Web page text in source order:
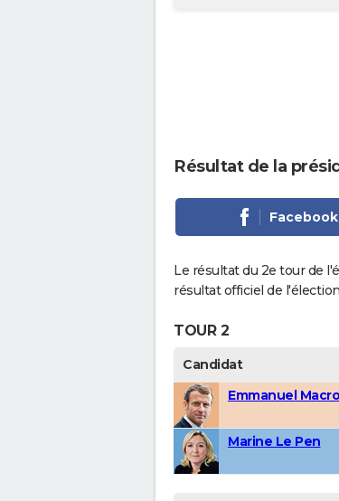
Résultat de la
Facebook
Le résultat du 2e tour de
résultat officiel de
TOUR 2
Candidat
Emmanuel
Marine Le Pen